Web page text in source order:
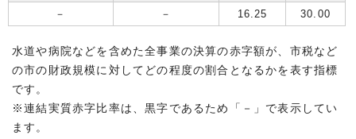
－
－ 16.25 30.00
水道や病院などを含めた全事業の決算の赤字額が、市税など
の市の財政規模に対してどの程度の割合となるかを表す指標
です。
※連結実質赤字比率は、黒字であるため「－」で表示してい
ます。